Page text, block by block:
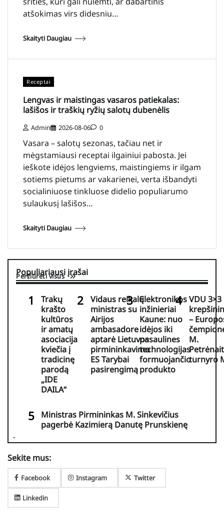
atšokimas virs didesniu…
Skaityti Daugiau
Receptai
Lengvas ir maistingas vasaros patiekalas:
lašišos ir traškių ryžių salotų dubenėlis
Admin 2026-08-06 0
Vasara – salotų sezonas, tačiau net ir
mėgstamiausi receptai ilgainiui pabosta. Jei
ieškote idėjos lengviems, maistingiems ir ilgam
sotiems pietums ar vakarienei, verta išbandyti
socialiniuose tinkluose didelio populiarumo
sulaukusį lašišos…
Skaityti Daugiau
Populiariausi įrašai
Peržiūrėti visus
Trakų
krašto
kultūros
ir amatų
asociacija
kviečia į
tradicinę
parodą
„IDE
DAILA“
Vidaus reikalų
ministras su
Airijos
ambasadore
aptarė Lietuvos
pirmininkavimo
ES Tarybai
pasirengimą
Elektronikos
inžinieriai
Kaune: nuo
idėjos iki
pasaulines
technologijas
formuojančio
produkto
VDU 3×3
–
M.
turnyro
Ministras Pirmininkas M. Sinkevičius
pagerbė Kazimierą Danutę Prunskienę
Sekite mus:
Facebook Instagram Twitter
Linkedin